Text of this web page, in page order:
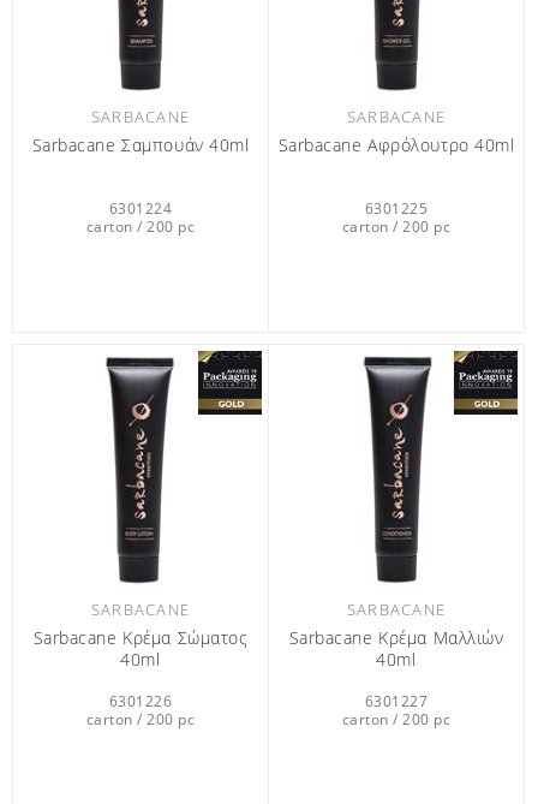
SARBACANE
Sarbacane Σαμπουάν 40ml
6301224
carton / 200 pc
SARBACANE
Sarbacane Αφρόλουτρο 40ml
6301225
carton / 200 pc
SARBACANE
Sarbacane Κρέμα Σώματος
40ml
6301226
carton / 200 pc
SARBACANE
Sarbacane Κρέμα Μαλλιών
40ml
6301227
carton / 200 pc